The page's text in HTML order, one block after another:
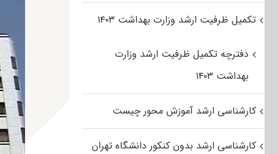
تکمیل ظرفیت ارشد وزارت بهداشت ۱۴۰۳
دفترچه تکمیل ظرفیت ارشد وزارت
بهداشت ۱۴۰۳
کارشناسی ارشد آموزش محور چیست
کارشناسی ارشد بدون کنکور دانشگاه تهران